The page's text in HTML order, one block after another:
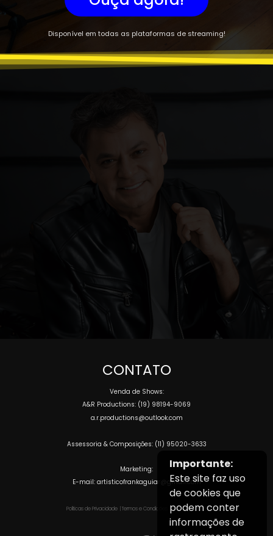
Disponível em todas as plataformas de streaming!
CONTATO
Venda de Shows:
A&R Productions: (19) 98194-9069
a.r.productions@outlook.com
Assessoria & Composições: (11) 95020-3633
Marketing:
E-mail: artisticofrankaguiar@gmail.com
Políticas de Privacidade Termos e Condições |Formulário RGPD
Importante:
Este site faz uso
de cookies que
podem conter
informações de